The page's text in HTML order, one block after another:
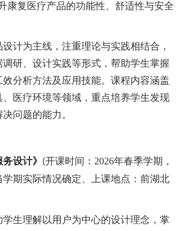
康复医疗产品的功能性、舒适性与安全
计为主线，注重理论与实践相结合，
研、设计实践等形式，帮助学生掌握
分析方法及应用技能。课程内容涵盖
、医疗环境等领域，重点培养学生发现
问题的能力。
设计》 (开课时间： 2026年春季学期，
期实际情况确定 、上课地点：前湖北
学生理解以用户为中心的设计理念，掌